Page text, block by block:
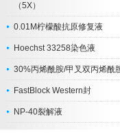
（5X）
0.01M柠檬酸抗原修复液
Hoechst 33258染色液
30%丙烯酰胺/甲叉双丙烯酰
FastBlock Western封
NP-40裂解液